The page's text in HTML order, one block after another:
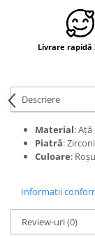
Livrare rapidă
Descriere
Material:
Piatră:
Culoare:
Informatii
Review-uri(0)